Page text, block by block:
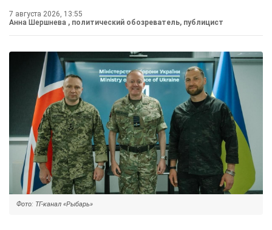
7 августа 2026, 13:55
Анна Шершнева , политический обозреватель, публицист
Фото: ТГ-канал «Рыбарь»